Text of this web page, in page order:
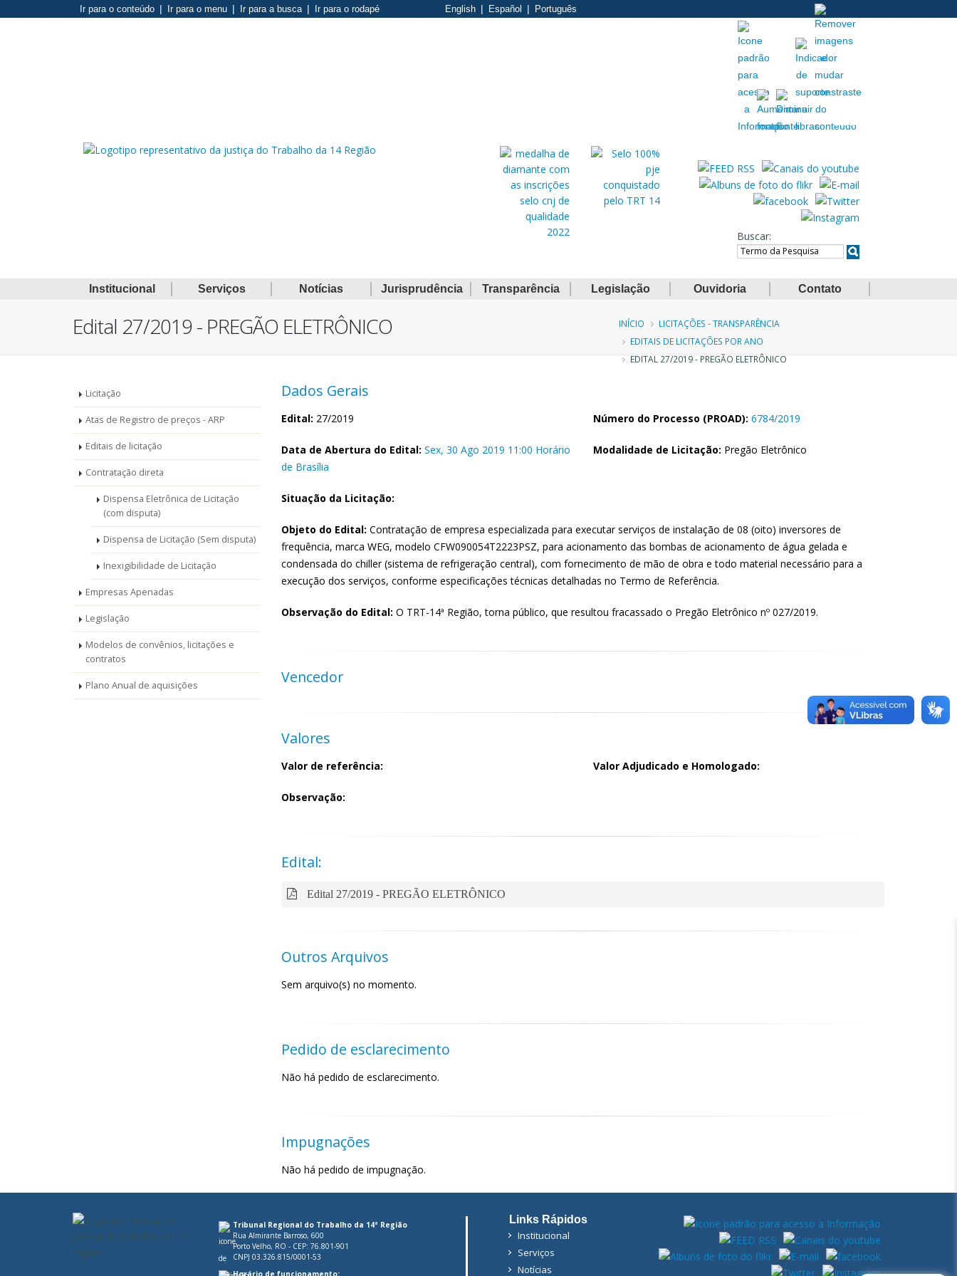
Ir para o conteúdo Ir para o menu Ir para a busca Ir para o rodapé English Español Português
Extranet
Buscar
Institucional Serviços Notícias Jurisprudência Transparência Legislação Ouvidoria Contato
Edital 27/2019 - PREGÃO ELETRÔNICO
Trilha
de
INÍCIO
LICITAÇÕES - TRANSPARÊNCIA
EDITAIS DE LICITAÇÕES POR ANO
EDITAL 27/2019 - PREGÃO ELETRÔNICO
Menu
-
Licitações
Licitação
Atas de Registro de preços - ARP
Editais de licitação
Contratação direta
Dispensa Eletrônica de Licitação
(com disputa)
Dispensa de Licitação (Sem disputa)
Inexigibilidade de Licitação
Empresas Apenadas
Legislação
Modelos de convênios, licitações e
contratos
Plano Anual de aquisições
Dados Gerais
Edital: 27/2019 Número do Processo (PROAD): 6784/2019
Data de Abertura do Edital: Sex, 30 Ago 2019 11:00 Horário
de Brasília
Modalidade de Licitação: Pregão Eletrônico
Situação da Licitação:
Objeto do Edital: Contratação de empresa especializada para executar serviços de instalação de 08 (oito) inversores de
frequência, marca WEG, modelo CFW090054T2223PSZ, para acionamento das bombas de acionamento de água gelada e
condensada do chiller (sistema de refrigeração central), com fornecimento de mão de obra e todo material necessário para a
execução dos serviços, conforme especificações técnicas detalhadas no Termo de Referência.
Observação do Edital: O TRT-14ª Região, torna público, que resultou fracassado o Pregão Eletrônico nº 027/2019.
Vencedor
Valores
Valor de referência: Valor Adjudicado e Homologado:
Observação:
Edital:
Edital 27/2019 - PREGÃO ELETRÔNICO
Outros Arquivos
Sem arquivo(s) no momento.
Pedido de esclarecimento
Não há pedido de esclarecimento.
Impugnações
Não há pedido de impugnação.
Tribunal Regional do Trabalho da 14ª Região
Rua Almirante Barroso, 600
Porto Velho, RO - CEP: 76.801-901
CNPJ 03.326.815/0001-53
Horário de funcionamento:
Links Rápidos
Institucional
Serviços
Notícias